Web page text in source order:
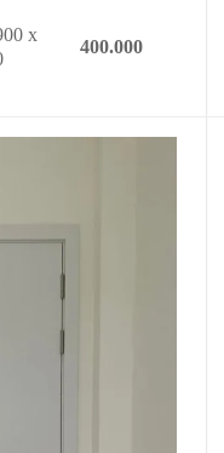
x
400.000